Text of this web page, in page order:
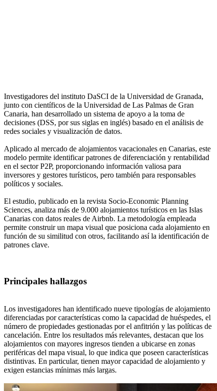
Investigadores del instituto DaSCI de la Universidad de Granada,
junto con científicos de la Universidad de Las Palmas de Gran
Canaria, han desarrollado un sistema de apoyo a la toma de
decisiones (DSS, por sus siglas en inglés) basado en el análisis de
redes sociales y visualización de datos.
Aplicado al mercado de alojamientos vacacionales en Canarias, este
modelo permite identificar patrones de diferenciación y rentabilidad
en el sector P2P, proporcionando información valiosa para
inversores y gestores turísticos, pero también para responsables
políticos y sociales.
El estudio, publicado en la revista Socio-Economic Planning
Sciences, analiza más de 9.000 alojamientos turísticos en las Islas
Canarias con datos reales de Airbnb. La metodología empleada
permite construir un mapa visual que posiciona cada alojamiento en
función de su similitud con otros, facilitando así la identificación de
patrones clave.
Principales hallazgos
Los investigadores han identificado nueve tipologías de alojamiento
diferenciadas por características como la capacidad de huéspedes, el
número de propiedades gestionadas por el anfitrión y las políticas de
cancelación. Entre los resultados más relevantes, destacan que los
alojamientos con mayores ingresos tienden a ubicarse en zonas
periféricas del mapa visual, lo que indica que poseen características
distintivas. En particular, tienen mayor capacidad de alojamiento y
exigen estancias mínimas más largas.